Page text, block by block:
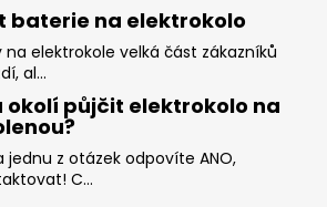
baterie na elektrokolo
na elektrokole velká část zákazníků
al...
okolí půjčit elektrokolo na
jednu z otázek odpovíte ANO,
C...